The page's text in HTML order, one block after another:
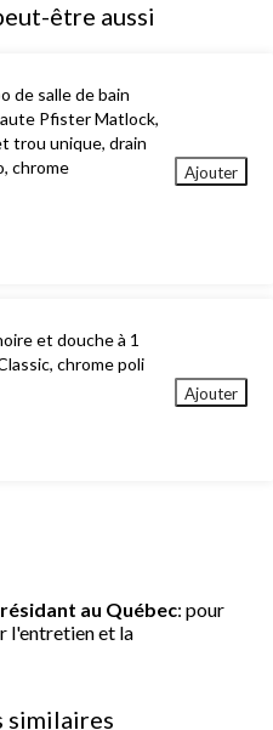
être aussi
de salle de bain
Pfister Matlock,
trou unique, drain
chrome
Ajouter
et douche à 1
chrome poli
Ajouter
au Québec: pour
l'entretien et la
similaires